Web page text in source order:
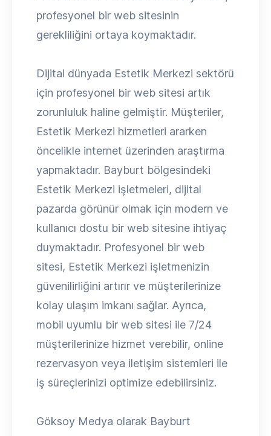
profesyonel bir web sitesinin
gerekliliğini ortaya koymaktadır.
Dijital dünyada Estetik Merkezi sektörü
için profesyonel bir web sitesi artık
zorunluluk haline gelmiştir. Müşteriler,
Estetik Merkezi hizmetleri ararken
öncelikle internet üzerinden araştırma
yapmaktadır. Bayburt bölgesindeki
Estetik Merkezi işletmeleri, dijital
pazarda görünür olmak için modern ve
kullanıcı dostu bir web sitesine ihtiyaç
duymaktadır. Profesyonel bir web
sitesi, Estetik Merkezi işletmenizin
güvenilirliğini artırır ve müşterilerinize
kolay ulaşım imkanı sağlar. Ayrıca,
mobil uyumlu bir web sitesi ile 7/24
müşterilerinize hizmet verebilir, online
rezervasyon veya iletişim sistemleri ile
iş süreçlerinizi optimize edebilirsiniz.
Göksoy Medya olarak Bayburt